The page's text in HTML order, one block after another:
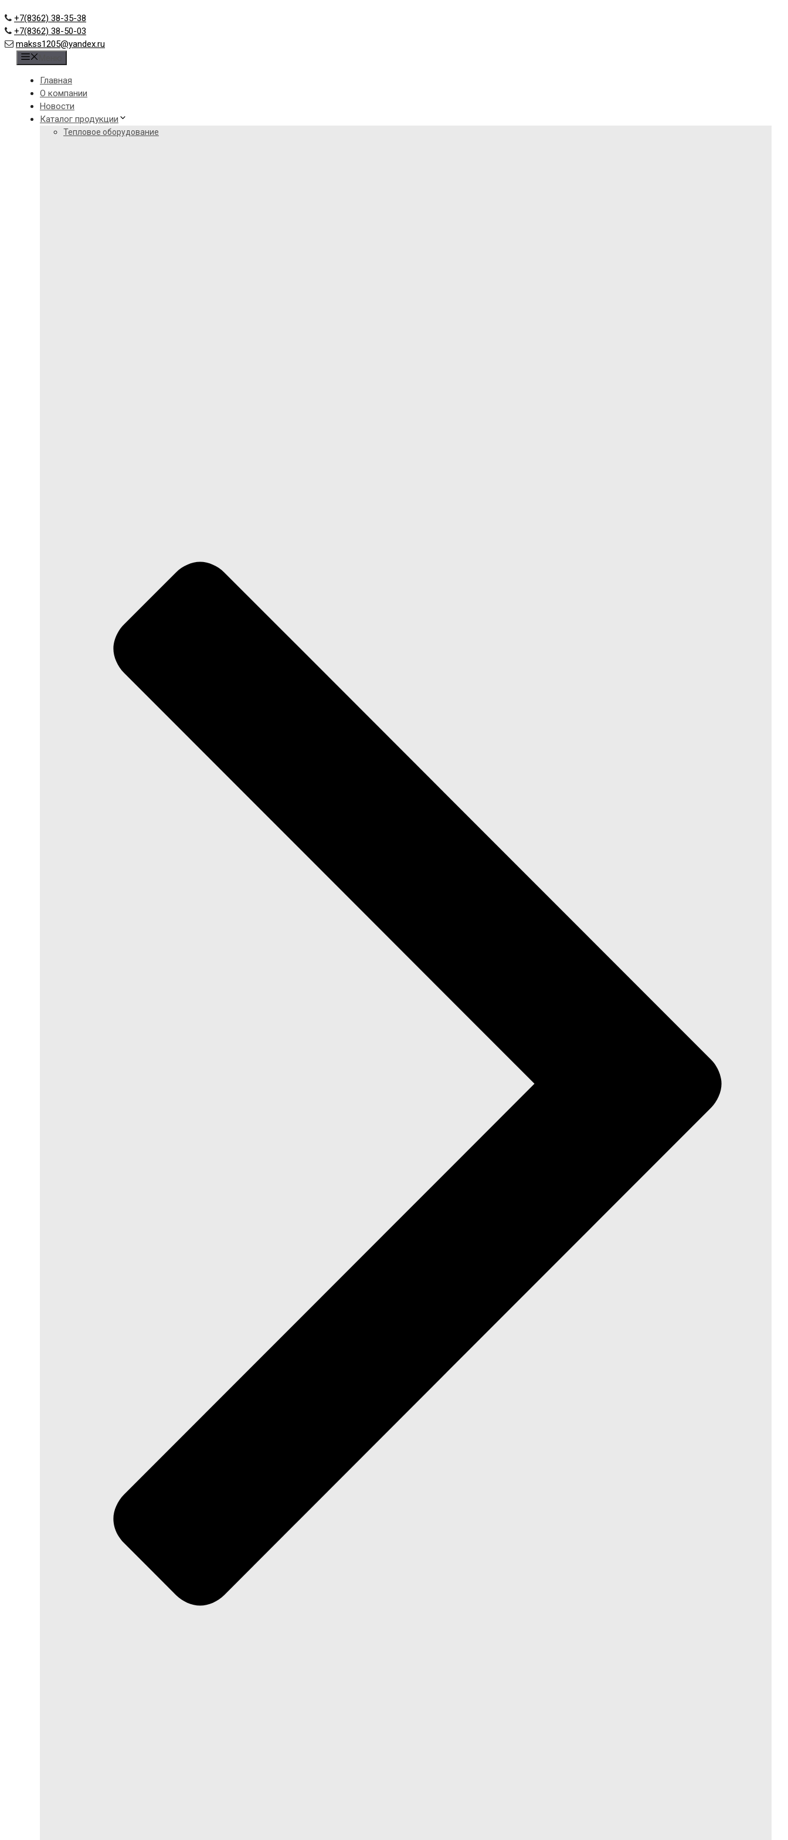
+7(8362) 38-35-38
+7(8362) 38-50-03
makss1205@yandex.ru
Главная
О компании
Новости
Каталог продукции
Тепловое оборудование